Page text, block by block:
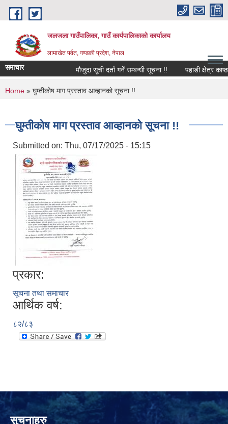
Skip to main content
जलजला गाउँपालिका, गाउँ कार्यपालिकाको कार्यालय
लामाखेत पर्वत, गण्डकी प्रदेश, नेपाल
समाचार मौजुदा सूची दर्ता गर्ने सम्बन्धी सूचना !! पहाडी क्षेत्र
You are here
Home » घुम्तीकोष माग प्रस्ताव आव्हानको सूचना !!
घुम्तीकोष माग प्रस्ताव आव्हानको सूचना !!
Submitted on: Thu, 07/17/2025 - 15:15
प्रकार:
सूचना तथा समाचार
आर्थिक वर्ष:
८२/८३
सुचनाहरु